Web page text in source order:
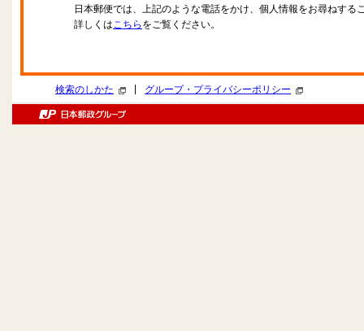
日本郵便では、上記のような電話をかけ、個人情報をお尋ねする
詳しくはこちら をご覧ください。
検索のしかた グループ・プライバシーポリシー